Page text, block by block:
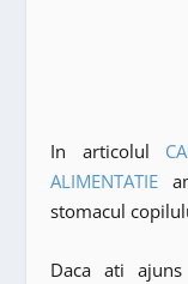
In articolul
ALIMENTATIE
stomacul
Daca ati